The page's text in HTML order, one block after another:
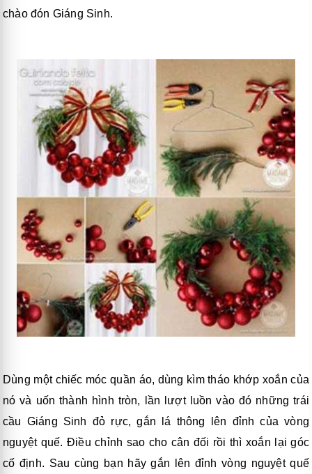
chào đón Giáng Sinh.
Dùng một chiếc móc quần áo, dùng kìm tháo khớp xoắn của
nó và uốn thành hình tròn, lần lượt luồn vào đó những trái
cầu Giáng Sinh đỏ rực, gắn lá thông lên đỉnh của vòng
nguyệt quế. Điều chỉnh sao cho cân đối rồi thì xoắn lại góc
cố định. Sau cùng bạn hãy gắn lên đỉnh vòng nguyệt quế